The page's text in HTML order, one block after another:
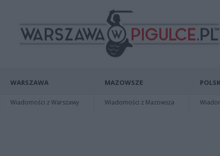
WARSZAWA
Wiadomości z Warszawy
MAZOWSZE
Wiadomości z Mazowsza